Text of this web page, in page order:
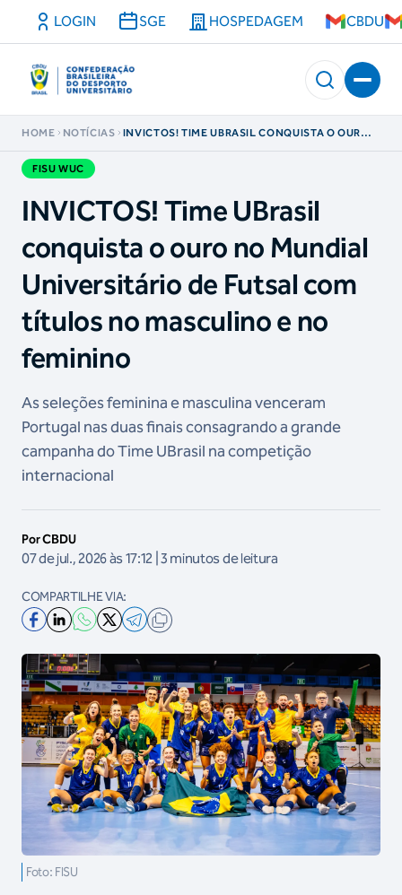
LOGIN SGE HOSPEDAGEM CBDU
HOME NOTÍCIAS
INVICTOS! TIME UBRASIL CONQUISTA O OURO
FISU WUC
INVICTOS! Time UBrasil
conquista o ouro no Mundial
Universitário de Futsal com
títulos no masculino e no
feminino
As seleções feminina e masculina venceram
Portugal nas duas finais consagrando a grande
campanha do Time UBrasil na competição
internacional
Por CBDU
07 de jul., 2026 às 17:12 | 3 minutos de leitura
COMPARTILHE VIA:
Foto: FISU